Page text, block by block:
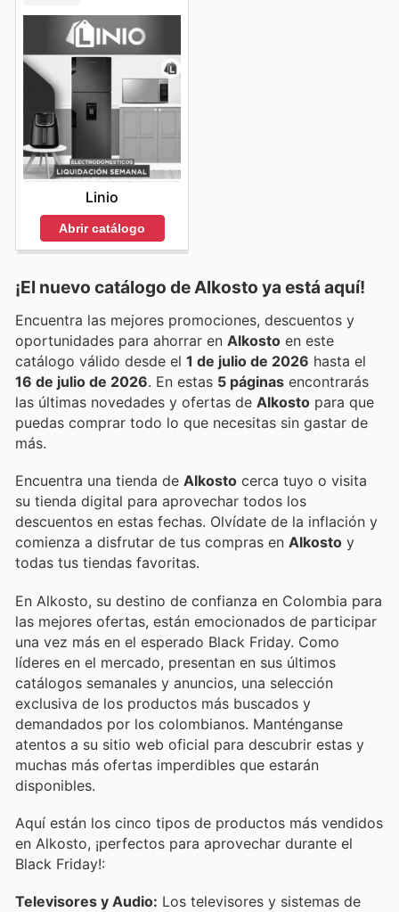
Linio
Abrir catálogo
¡El nuevo catálogo deAlkosto ya está aquí!
Encuentra las mejores promociones, descuentos y
oportunidades para ahorrar en Alkosto en este
catálogo válido desde el 1 de julio de 2026 hasta el
16 de julio de 2026 . En estas 5 páginas encontrarás
las últimas novedades y ofertas de Alkosto para que
puedas comprar todo lo que necesitas sin gastar de
más.
Encuentra una tienda de Alkosto cerca tuyo o visita
su tienda digital para aprovechar todos los
descuentos en estas fechas. Olvídate de la inflación y
comienza a disfrutar de tus compras en Alkosto y
todas tus tiendas favoritas.
En Alkosto, su destino de confianza en Colombia para
las mejores ofertas, están emocionados de participar
una vez más en el esperado Black Friday. Como
líderes en el mercado, presentan en sus últimos
catálogos semanales y anuncios, una selección
exclusiva de los productos más buscados y
demandados por los colombianos. Manténganse
atentos a su sitio web oficial para descubrir estas y
muchas más ofertas imperdibles que estarán
disponibles.
Aquí están los cinco tipos de productos más vendidos
en Alkosto, ¡perfectos para aprovechar durante el
Black Friday!:
Televisores y Audio: Los televisores y sistemas de